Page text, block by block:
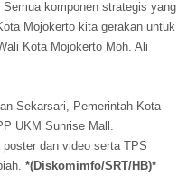
komponen strategis yang
Mojokerto kita gerakan untuk
Kota Mojokerto Moh. Ali
Sekarsari, Pemerintah Kota
UKM Sunrise Mall.
dan video serta TPS
*(Diskomimfo/SRT/HB)*